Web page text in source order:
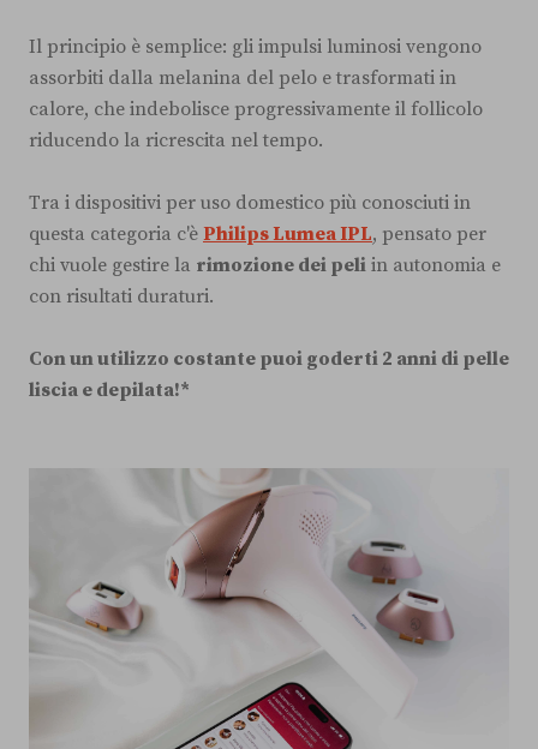
Il principio è semplice: gli impulsi luminosi vengono
assorbiti dalla melanina del pelo e trasformati in
calore, che indebolisce progressivamente il follicolo
riducendo la ricrescita nel tempo.
Tra i dispositivi per uso domestico più conosciuti in
questa categoria c'è Philips Lumea IPL, pensato per
chi vuole gestire la rimozione dei peli in autonomia e
con risultati duraturi.
Con un utilizzo costante puoi goderti 2 anni di pelle
liscia e depilata!*